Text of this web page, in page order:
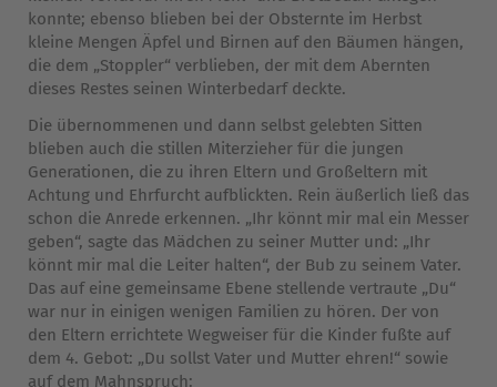
konnte; ebenso blieben bei der Obsternte im Herbst
kleine Mengen Äpfel und Birnen auf den Bäumen hängen,
die dem „Stoppler“ verblieben, der mit dem Abernten
dieses Restes seinen Winterbedarf deckte.
Die übernommenen und dann selbst gelebten Sitten
blieben auch die stillen Miterzieher für die jungen
Generationen, die zu ihren Eltern und Großeltern mit
Achtung und Ehrfurcht aufblickten. Rein äußerlich ließ das
schon die Anrede erkennen. „Ihr könnt mir mal ein Messer
geben“, sagte das Mädchen zu seiner Mutter und: „Ihr
könnt mir mal die Leiter halten“, der Bub zu seinem Vater.
Das auf eine gemeinsame Ebene stellende vertraute „Du“
war nur in einigen wenigen Familien zu hören. Der von
den Eltern errichtete Wegweiser für die Kinder fußte auf
dem 4. Gebot: „Du sollst Vater und Mutter ehren!“ sowie
auf dem Mahnspruch: